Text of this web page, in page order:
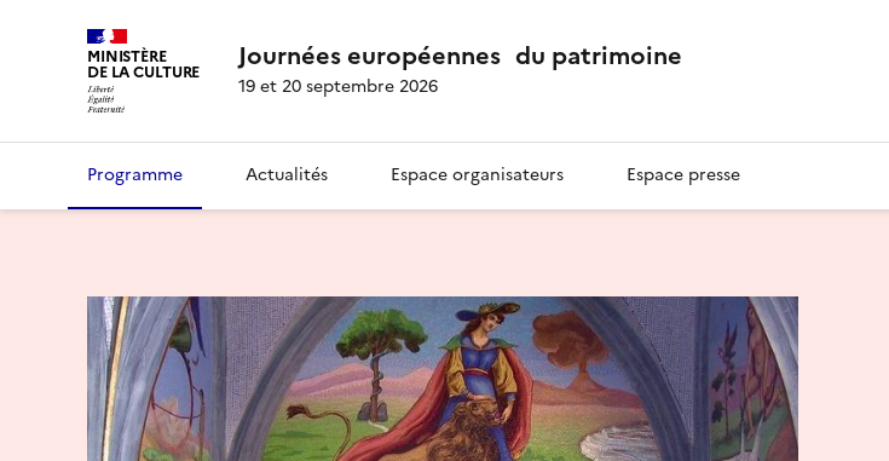
MINISTÈRE
DE LA CULTURE Journées européennes du patrimoine
19 et 20 septembre 2026
Programme Actualités Espace organisateurs Espace presse